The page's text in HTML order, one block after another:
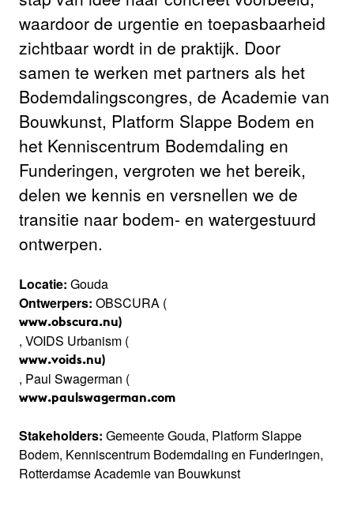
waardoor de urgentie en toepasbaarheid
zichtbaar wordt in de praktijk. Door
samen te werken met partners als het
Bodemdalingscongres, de Academie van
Bouwkunst, Platform Slappe Bodem en
het Kenniscentrum Bodemdaling en
Funderingen, vergroten we het bereik,
delen we kennis en versnellen we de
transitie naar bodem- en watergestuurd
ontwerpen.
Locatie: Gouda
Ontwerpers: OBSCURA (
www.obscura.nu)
, VOIDS Urbanism (
www.voids.nu)
, Paul Swagerman (
www.paulswagerman.com
Stakeholders: Gemeente Gouda, Platform Slappe
Bodem, Kenniscentrum Bodemdaling en Funderingen,
Rotterdamse Academie van Bouwkunst